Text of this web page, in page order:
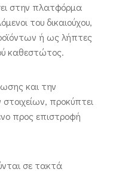
στην πλατφόρμα
του δικαιούχου,
ή ως λήπτες
καθεστώτος.
και την
προκύπτει
προς επιστροφή
σε τακτά